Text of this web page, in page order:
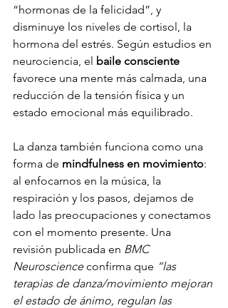
“hormonas de la felicidad”, y
disminuye los niveles de cortisol, la
hormona del estrés. Según estudios en
neurociencia, el baile consciente
favorece una mente más calmada, una
reducción de la tensión física y un
estado emocional más equilibrado.
La danza también funciona como una
forma de mindfulness en movimiento:
al enfocarnos en la música, la
respiración y los pasos, dejamos de
lado las preocupaciones y conectamos
con el momento presente. Una
revisión publicada en BMC
Neuroscience confirma que “las
terapias de danza/movimiento mejoran
el estado de ánimo, regulan las